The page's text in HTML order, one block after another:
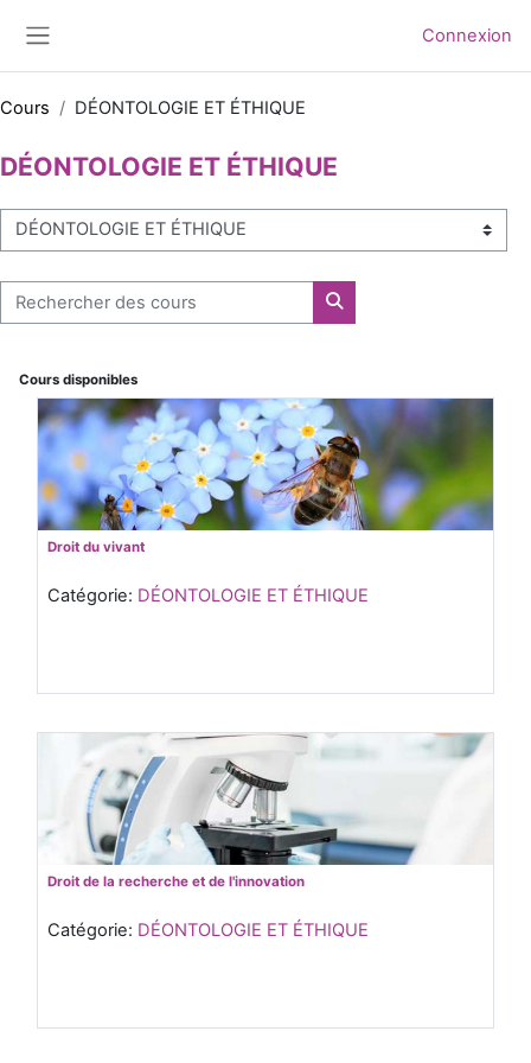
Connexion
Cours DÉONTOLOGIE ET ÉTHIQUE
DÉONTOLOGIE ET ÉTHIQUE
Catégories de cours
Rechercher des cours
Rechercher des cours
Cours disponibles
Droit du vivant
Catégorie: DÉONTOLOGIE ET ÉTHIQUE
Droit de la recherche et de l'innovation
Catégorie: DÉONTOLOGIE ET ÉTHIQUE